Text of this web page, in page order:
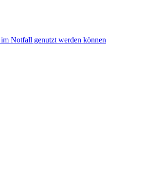
Notfall genutzt werden können